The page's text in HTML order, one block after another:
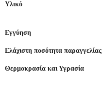
Υλικό
Εγγύηση
Ελάχιστη ποσότητα παραγγελίας
Θερμοκρασία και Υγρασία